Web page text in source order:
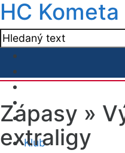
HC
Klub
Zápasy »
extraligy